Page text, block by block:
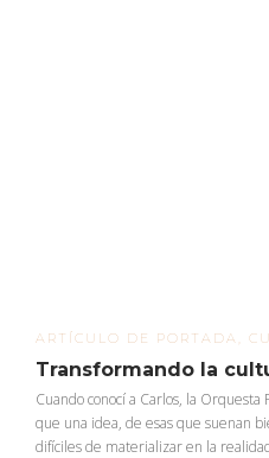
ARTÍCULO DE PORTADA
Transformando la
Cuando conocí a Carlos, la
que una idea, de esas que suenan
difíciles de materializar en la